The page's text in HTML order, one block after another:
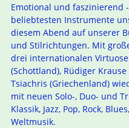
Emotional und faszinierend
beliebtesten Instrumente
diesem Abend auf unserer
und Stilrichtungen. Mit
drei internationalen
(Schottland), Rüdiger
Tsiachris (Griechenland)
mit neuen Solo-, Duo- und
Klassik, Jazz, Pop, Rock,
Weltmusik.